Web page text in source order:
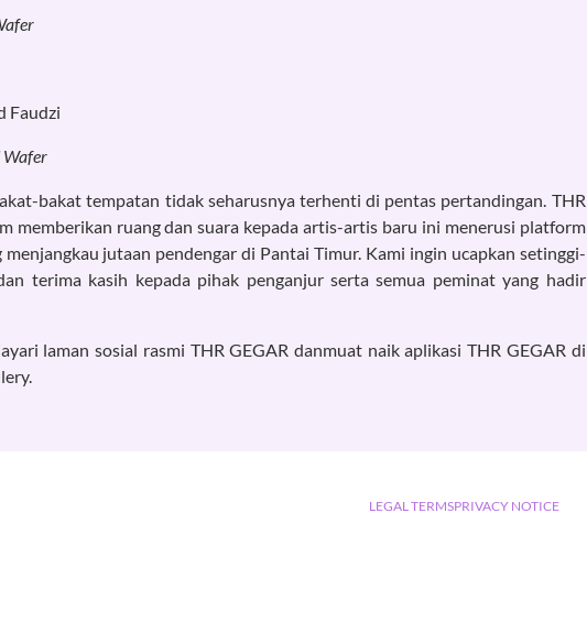
Faudzi
Wafer
bakat tempatan tidak seharusnya terhenti di pentas pertandingan. THR
memberikan ruang dan suara kepada artis-artis baru ini menerusi platform
jutaan pendengar di Pantai Timur. Kami ingin ucapkan setinggi-
terima kasih kepada pihak penganjur serta semua peminat yang hadir
laman sosial rasmi THR GEGAR danmuat naik aplikasi THR GEGAR di
LEGAL TERMSPRIVACY NOTICE